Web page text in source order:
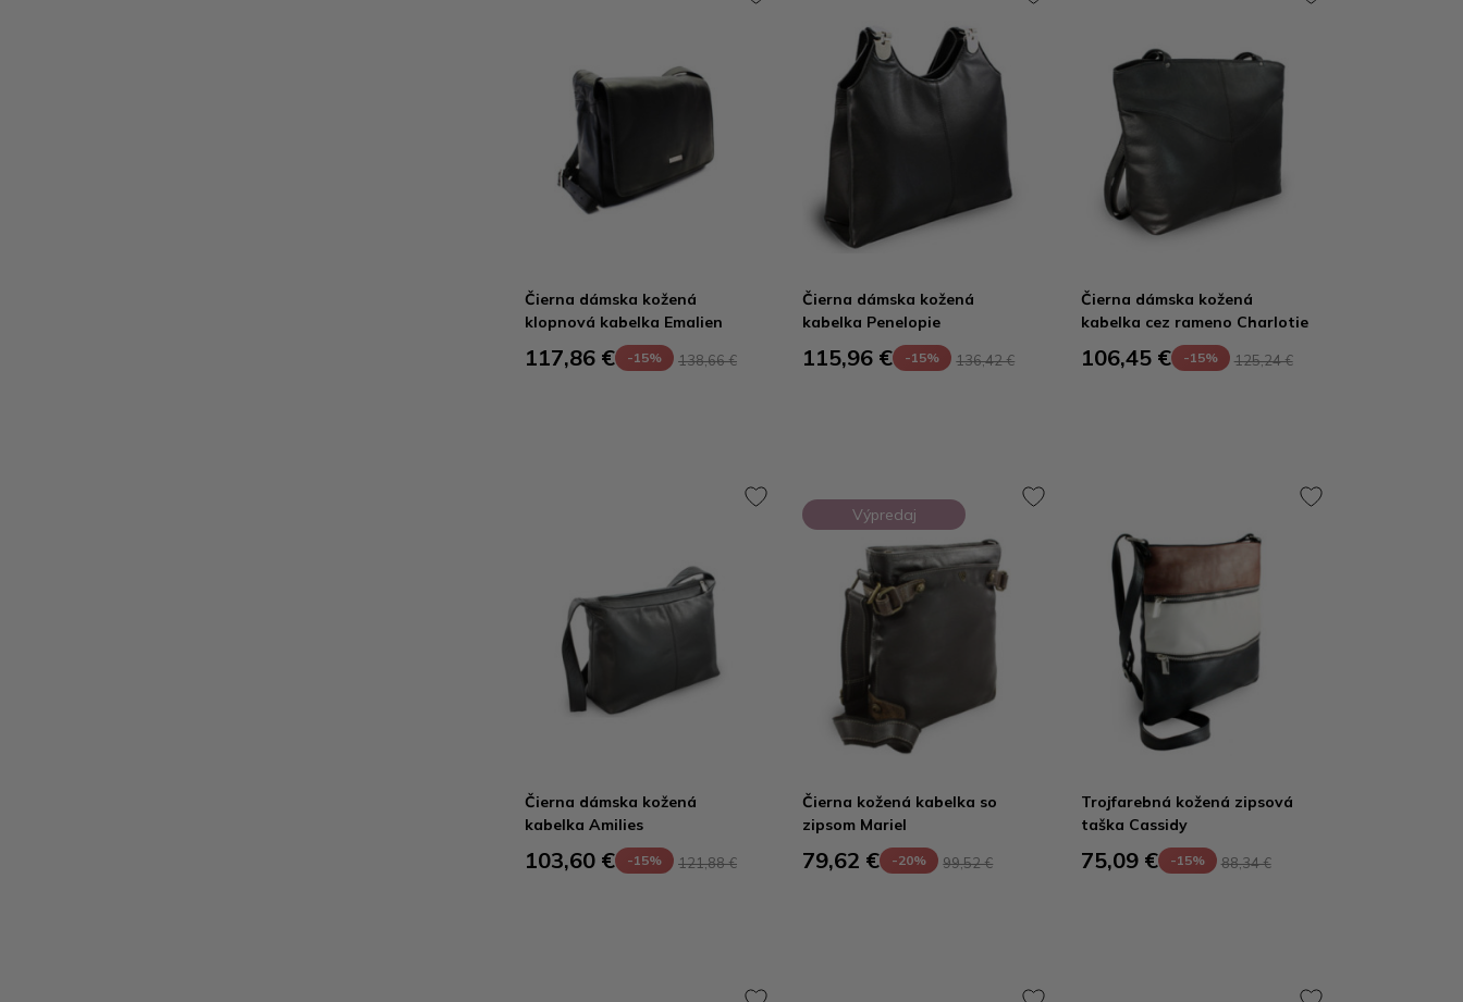
Čierna dámska kožená
klopnová kabelka Emalien
117,86 € -15% 138,66 €
Čierna dámska kožená
kabelka Penelopie
115,96 € -15% 136,42 €
Čierna dámska kožená
kabelka cez rameno Charlotie
106,45 € -15% 125,24 €
Čierna dámska kožená
kabelka Amilies
103,60 € -15% 121,88 €
Výpredaj
Čierna kožená kabelka so
zipsom Mariel
79,62 € -20% 99,52 €
Trojfarebná kožená zipsová
taška Cassidy
75,09 € -15% 88,34 €